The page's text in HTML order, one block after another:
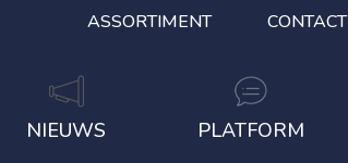
ASSORTIMENT CONTACT
NIEUWS PLATFORM